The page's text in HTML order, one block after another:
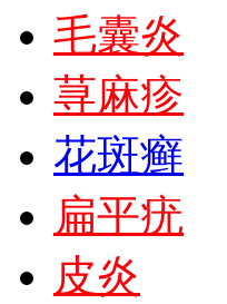
毛囊炎
荨麻疹
花斑癣
扁平疣
皮炎